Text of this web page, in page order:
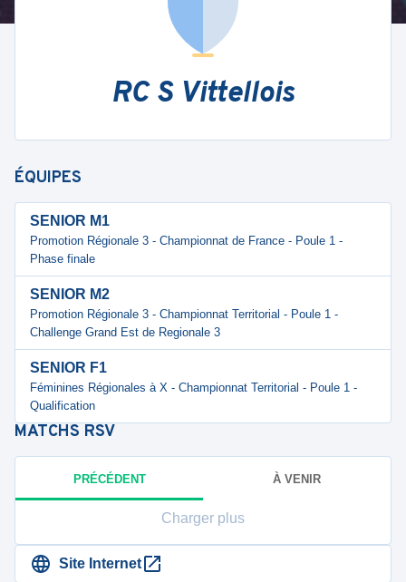
RC S Vittellois
ÉQUIPES
SENIOR M1
Promotion Régionale 3 - Championnat de France - Poule 1 -
Phase finale
SENIOR M2
Promotion Régionale 3 - Championnat Territorial - Poule 1 -
Challenge Grand Est de Regionale 3
SENIOR F1
Féminines Régionales à X - Championnat Territorial - Poule 1 -
Qualification
MATCHS RSV
PRÉCÉDENT À VENIR
Charger plus
Site Internet